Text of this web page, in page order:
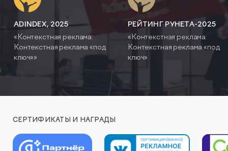
ADINDEX, 2025
«Контекстная реклама:
Контекстная реклама «под
ключ»»
РЕЙТИНГ РУНЕТА-2025
«Контекстная реклама:
Контекстная реклама «под
ключ»
СЕРТИФИКАТЫ И НАГРАДЫ